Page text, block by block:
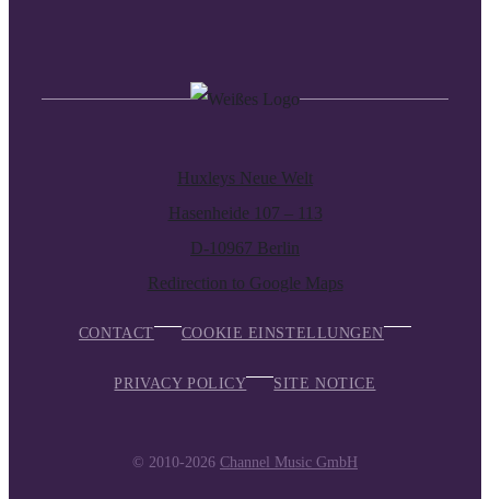
Huxleys Neue Welt
Hasenheide 107 – 113
D-10967 Berlin
Redirection to Google Maps
CONTACT COOKIE EINSTELLUNGEN
PRIVACY POLICY SITE NOTICE
© 2010-2026 Channel Music GmbH